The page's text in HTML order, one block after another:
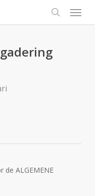
search
Menu
de ALGEMENE